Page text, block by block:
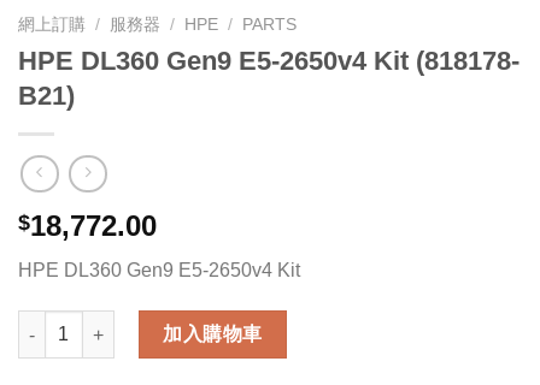
網上訂購 / 服務器 / HPE / PARTS
HPE DL360 Gen9 E5-2650v4 Kit (818178-
B21)
$18,772.00
HPE DL360 Gen9 E5-2650v4 Kit
HPE DL360 Gen9 E5-2650v4 Kit (818178-B21) 數量
加入購物車